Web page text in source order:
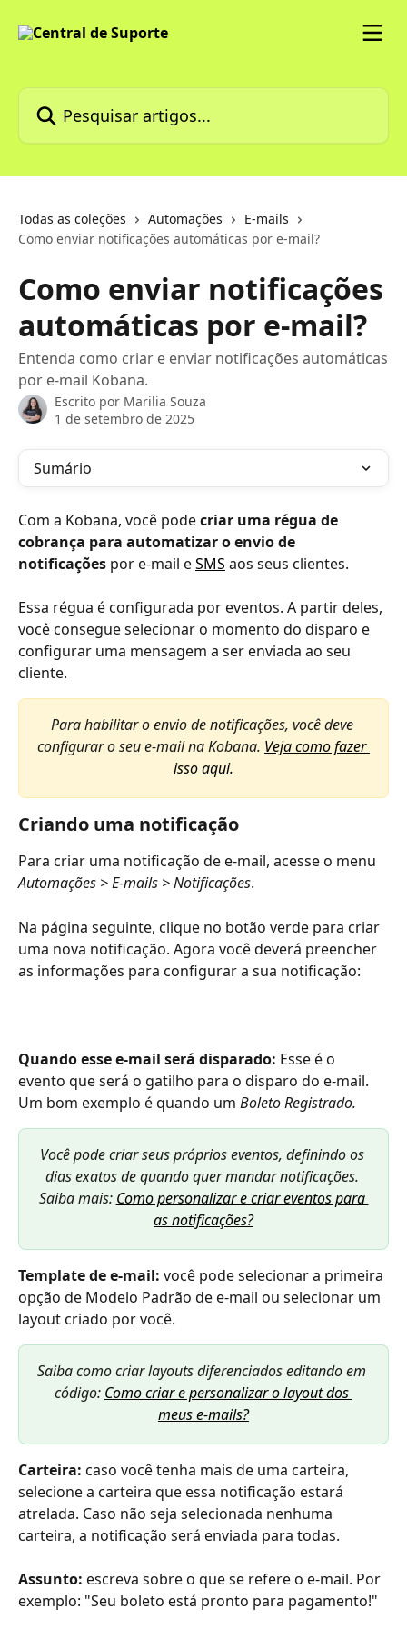
Pesquisar artigos...
Todas as coleções Automações
E-mails
Como enviar notificações automáticas por e-mail?
Como enviar notificações
automáticas por e-mail?
Entenda como criar e enviar notificações automáticas
por e-mail Kobana.
Escrito por Marilia Souza
1 de setembro de 2025
Sumário
Com a Kobana, você pode criar uma régua de
cobrança para automatizar o envio de
notificações por e-mail e SMS aos seus clientes.
Essa régua é configurada por eventos. A partir deles,
você consegue selecionar o momento do disparo e
configurar uma mensagem a ser enviada ao seu
cliente.
Para habilitar o envio de notificações, você deve
configurar o seu e-mail na Kobana. Veja como fazer
isso aqui.
Criando uma notificação
Para criar uma notificação de e-mail, acesse o menu
Automações > E-mails > Notificações.
Na página seguinte, clique no botão verde para criar
uma nova notificação. Agora você deverá preencher
as informações para configurar a sua notificação:
Quando esse e-mail será disparado: Esse é o
evento que será o gatilho para o disparo do e-mail.
Um bom exemplo é quando um Boleto Registrado.
Você pode criar seus próprios eventos, definindo os
dias exatos de quando quer mandar notificações.
Saiba mais: Como personalizar e criar eventos para
as notificações?
Template de e-mail: você pode selecionar a primeira
opção de Modelo Padrão de e-mail ou selecionar um
layout criado por você.
Saiba como criar layouts diferenciados editando em
código: Como criar e personalizar o layout dos
meus e-mails?
Carteira: caso você tenha mais de uma carteira,
selecione a carteira que essa notificação estará
atrelada. Caso não seja selecionada nenhuma
carteira, a notificação será enviada para todas.
Assunto: escreva sobre o que se refere o e-mail. Por
exemplo: "Seu boleto está pronto para pagamento!"